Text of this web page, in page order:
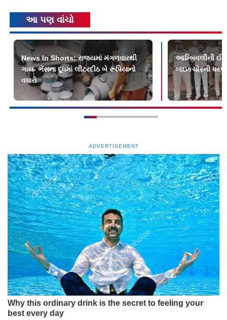
આ પણ વાંચો
News In Shorts: રાજ્યમાં મંગળવારથી
ગાય- ભેંસના દૂધમાં લીટરદીઠ બે રૂપિયાનો
વધારો
આમ્બિવલીની
બાઇકચોરની
ADVERTISEMENT